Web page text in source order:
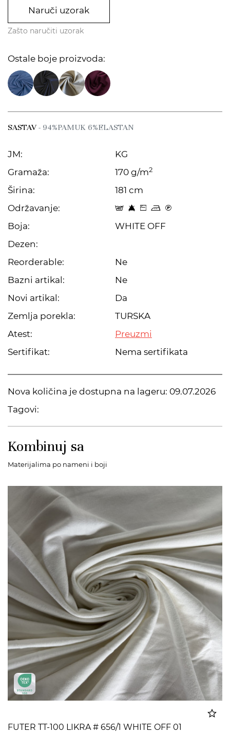
Naruči uzorak
Zašto naručiti uzorak
Ostale boje proizvoda:
SASTAV- 94%PAMUK 6%ELASTAN
JM:
KG
Gramaža:
170 g/m2
Širina:
181 cm
Održavanje:
t 8 Z p C
Boja:
WHITE OFF
Dezen:
Reorderable:
Ne
Bazni artikal:
Ne
Novi artikal:
Da
Zemlja porekla:
TURSKA
Atest:
Preuzmi
Sertifikat:
Nema sertifikata
Nova količina je dostupna na lageru: 09.07.2026
Tagovi:
Kombinuj sa
Materijalima po nameni i boji
FUTER TT-100 LIKRA # 656/1 WHITE OFF 01